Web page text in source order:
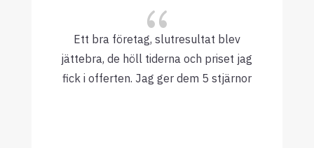
{
Ett bra företag, slutresultat blev
jättebra, de höll tiderna och priset jag
fick i offerten. Jag ger dem 5 stjärnor